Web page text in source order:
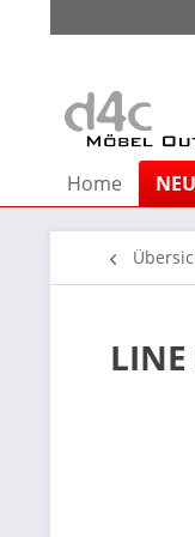
Home